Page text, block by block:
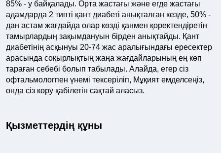
85% - у байқалады. Орта жастағы және егде жастағы
адамдарда 2 типті қант диабеті анықталған кезде, 50% -
дан астам жағдайда олар көзді қанмен қоректендіретін
тамырлардың зақымдануын бірден анықтайды. Қант
диабетінің асқынуы 20-74 жас аралығындағы ересектер
арасында соқырлықтың жаңа жағдайларының ең көп
тараған себебі болып табылады. Алайда, егер сіз
офтальмологпен үнемі тексеріліп, Мұқият емделсеңіз,
онда сіз көру қабілетін сақтай аласыз.
Қызметтердің құны